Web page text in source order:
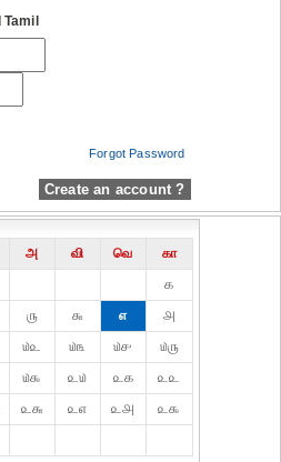
Forgot Password
Create an account ?
அ வி வெ
கா
௧
௫ ௬ ௭
௮
௰௨ ௰௩ ௰௪
௰௫
௰௯ ௨௰ ௨௧
௨௨
௨௬ ௨௭ ௨௮
௨௯